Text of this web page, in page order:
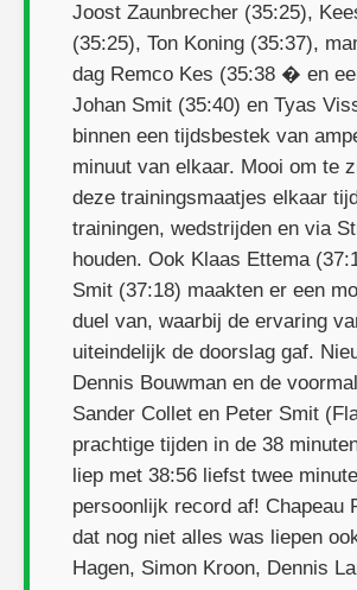
Joost Zaunbrecher (35:25),
(35:25), Ton Koning (35:37),
dag Remco Kes (35:38 � en
Johan Smit (35:40) en Tyas
binnen een tijdsbestek van
minuut van elkaar. Mooi om te
deze trainingsmaatjes elkaar
trainingen, wedstrijden en via
houden. Ook Klaas Ettema
Smit (37:18) maakten er een
duel van, waarbij de ervaring
uiteindelijk de doorslag gaf.
Dennis Bouwman en de
Sander Collet en Peter Smit
prachtige tijden in de 38
liep met 38:56 liefst twee
persoonlijk record af! Chapeau
dat nog niet alles was liepen
Hagen, Simon Kroon, Dennis